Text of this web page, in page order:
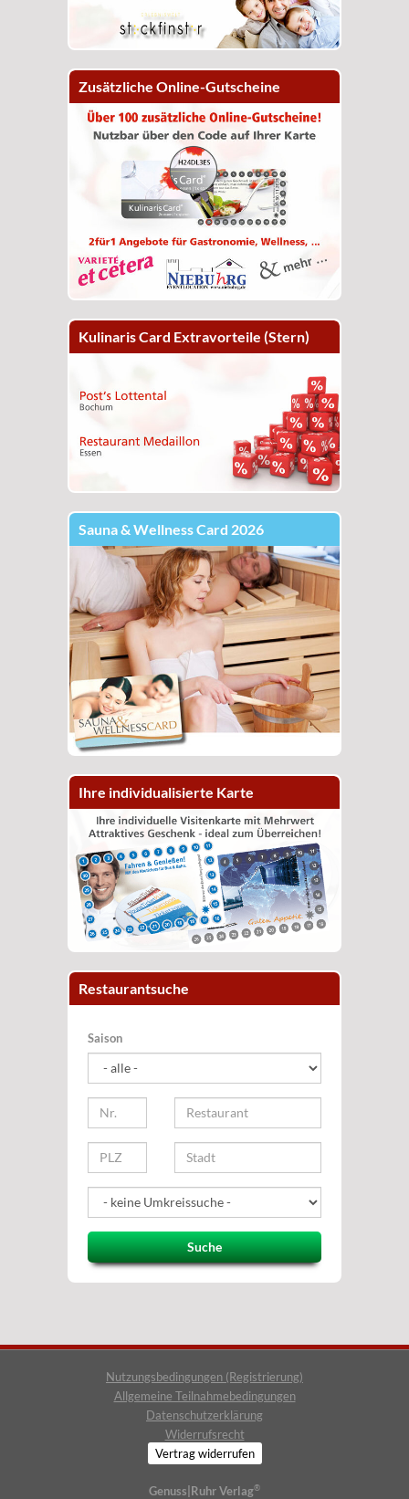
Zusätzliche Online-Gutscheine
Kulinaris Card Extravorteile (Stern)
Sauna & Wellness Card 2026
Ihre individualisierte Karte
Restaurantsuche
Saison
Suche
Nutzungsbedingungen (Registrierung)
Allgemeine Teilnahmebedingungen
Datenschutzerklärung
Widerrufsrecht
Vertrag widerrufen
Genuss|Ruhr Verlag®